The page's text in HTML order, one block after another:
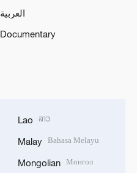
العربية
Documentary
Lao ລາວ
Malay Bahasa Melayu
Mongolian Монгол